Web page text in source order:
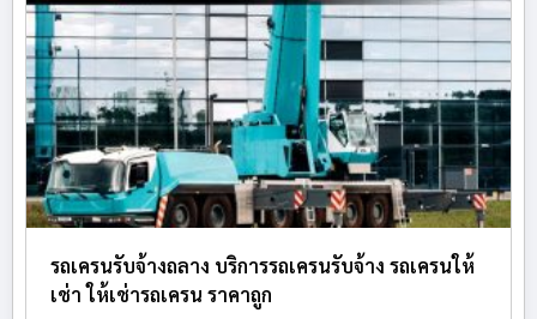
รถเครนรับจ้างถลาง บริการรถเครนรับจ้าง รถเครนให้
เช่า ให้เช่ารถเครน ราคาถูก